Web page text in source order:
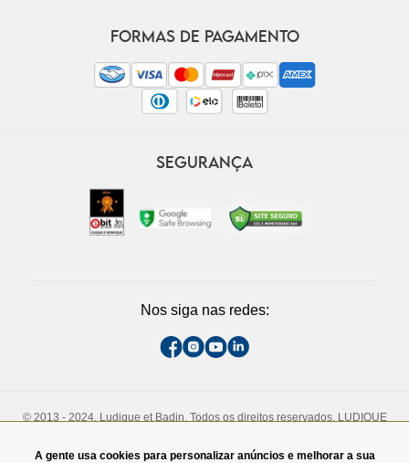
FORMAS DE PAGAMENTO
SEGURANÇA
Nos siga nas redes:
© 2013 - 2024, Ludique et Badin. Todos os direitos reservados. LUDIQUE
Rua Padre João Manuel, 808, 1° andar. São Paulo, SP. CEP - 01411-000.
A gente usa cookies para personalizar anúncios e melhorar a sua